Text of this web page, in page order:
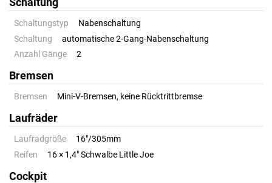
Schaltung
Schaltungstyp
Nabenschaltung
Schaltung
automatische 2-Gang-Nabenschaltung
Anzahl Gänge
2
Bremsen
Bremsen Mini-V-Bremsen, keine Rücktrittbremse
Laufräder
Laufradgröße
16"/305mm
Reifen
16 × 1,4" Schwalbe Little Joe
Cockpit